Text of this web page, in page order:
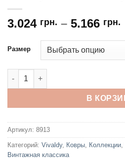
3.024 грн. – 5.166 грн.
Размер
Количество товара Vivaldy 00665
В
Артикул: 8913
Категорий: Vivaldy, Ковры Коллекции
Винтажная классика